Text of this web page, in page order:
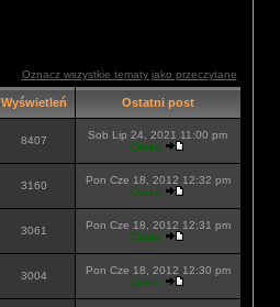
Oznacz wszystkie tematy jako przeczytane
Wyświetleń Ostatni post
8407
Sob Lip 24, 2021 11:00 pm
Cinek
3160
Pon Cze 18, 2012 12:32 pm
Cinek
3061
Pon Cze 18, 2012 12:31 pm
Cinek
3004
Pon Cze 18, 2012 12:30 pm
Cinek